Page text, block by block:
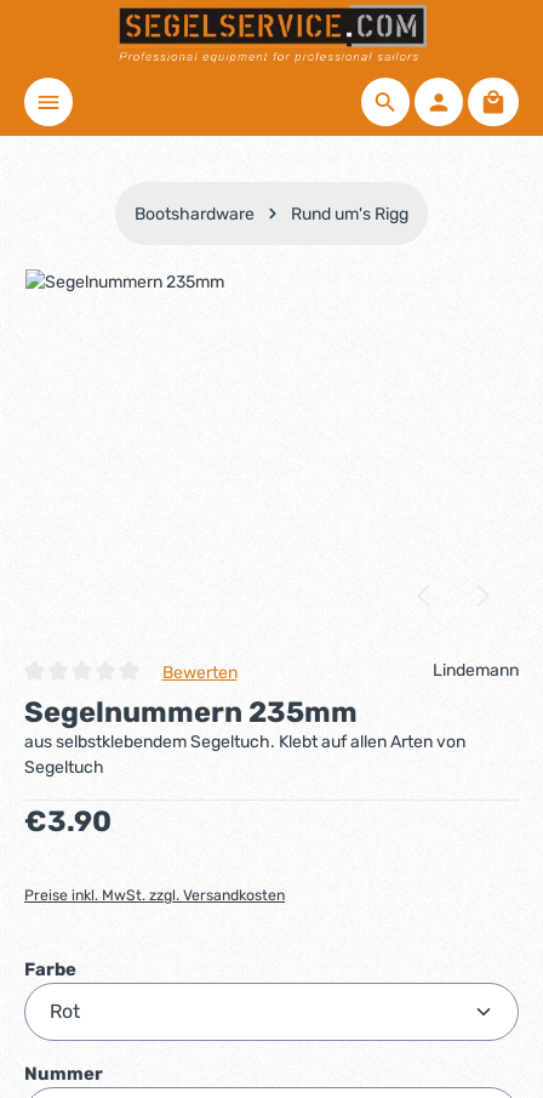
Zum Hauptinhalt springen
Bootshardware Rund um's Rigg
Bildergalerie überspringen
Durchschnittliche Bewertung von 0 von 5 Sternen
Bewerten Lindemann
Segelnummern 235mm
aus selbstklebendem Segeltuch. Klebt auf allen Arten von
Segeltuch
Regulärer Preis:
€3.90
Preise inkl. MwSt. zzgl. Versandkosten
Farbeauswählen
Nummerauswählen